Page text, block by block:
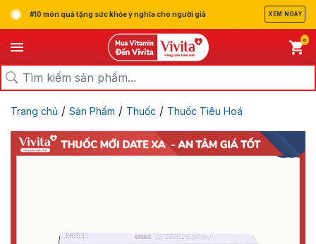
#10 món quà tặng sức khỏe ý nghĩa cho người già XEM NGAY
0
Trang chủ / Sản Phẩm / Thuốc / Thuốc Tiêu Hoá